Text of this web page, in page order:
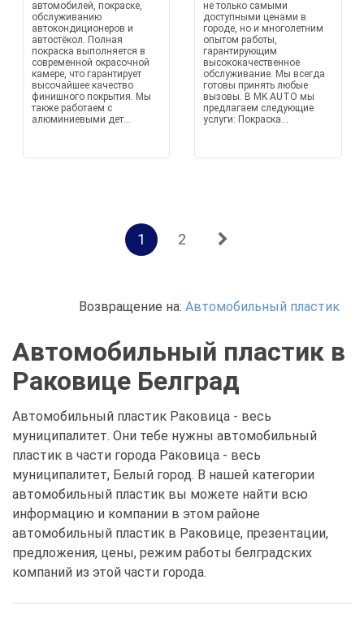
автомобилей, покраске,
обслуживанию
автокондиционеров и
автостёкол. Полная
покраска выполняется в
современной окрасочной
камере, что гарантирует
высочайшее качество
финишного покрытия. Мы
также работаем с
алюминиевыми дет...
не только самыми
доступными ценами в
городе, но и многолетним
опытом работы,
гарантирующим
высококачественное
обслуживание. Мы всегда
готовы принять любые
вызовы. В MK AUTO мы
предлагаем следующие
услуги: Покраска...
1 2
Возвращение на: Автомобильный пластик
Автомобильный пластик в
Раковице Белград
Автомобильный пластик Раковица - весь
муниципалитет. Они тебе нужны автомобильный
пластик в части города Раковица - весь
муниципалитет, Белый город. В нашей категории
автомобильный пластик вы можете найти всю
информацию и компании в этом районе
автомобильный пластик в Раковице, презентации,
предложения, цены, режим работы белградских
компаний из этой части города.